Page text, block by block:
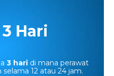
Hari
3 hari di mana perawat
12 atau 24 jam.
Paket 3 Hari
dari
Rp1.998.000